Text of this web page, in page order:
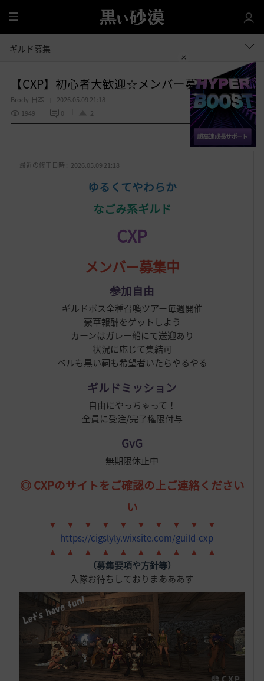
全
体
ギルド募集
【CXP】初心者大歓迎☆メンバー募集再開！
Brody-日本
2026.05.09 21:18
1949
0 2
お 共有する
最近の修正日時 : 2026.05.09 21:18
ゆるくてやわらか
なごみ系ギルド
CXP
メンバー募集中
参加自由
ギルドボス全種召喚ツアー毎週開催
豪華報酬をゲットしよう
カーンはガレー船にて送迎あり
状況に応じて集結可
ベルも黒い祠も希望者いたらやるやる
ギルドミッション
自由にやっちゃって！
全員に受注/完了権限付与
GvG
無期限休止中
◎ CXPのサイトをご確認の上ご連絡ください
い
▼ ▼ ▼ ▼ ▼ ▼
▼ ▼ ▼ ▼
https://cigslyly.wixsite.com/guild-cxp
▲ ▲ ▲ ▲ ▲ ▲ ▲ ▲ ▲ ▲
（募集要項や方針等）
入隊お待ちしておりまあああす